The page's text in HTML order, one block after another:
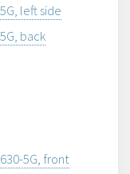
left side
back
5G, front